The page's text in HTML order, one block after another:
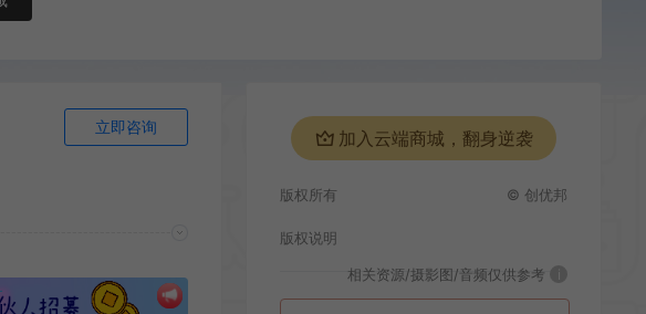
立即咨询
加入云端商城，翻身逆袭
版权所有 © 创优邦
版权说明
相关资源/摄影图/音频仅供参考 i